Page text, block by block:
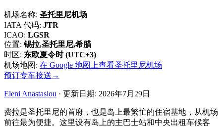
机场名称: 圣托里尼机场
IATA 代码: JTR
ICAO: LGSR
位置: 锡拉,圣托里尼,希腊
时区: 东欧夏令时 (UTC+3)
机场地图: 在 Google 地图上查看圣托里尼机场
预订专车接送 →
Eleni Anastasiou · 更新日期: 2026年7月29日
费拉是圣托里尼的首府，也是岛上最繁忙的住宿基地，从机场
前往最为便捷。这里设有岛上的主巴士站和中央出租车候客